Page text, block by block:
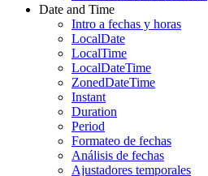
Date and Time
Intro a fechas y horas
LocalDate
LocalTime
LocalDateTime
ZonedDateTime
Instant
Duration
Period
Formateo de fechas
Análisis de fechas
Ajustadores temporales